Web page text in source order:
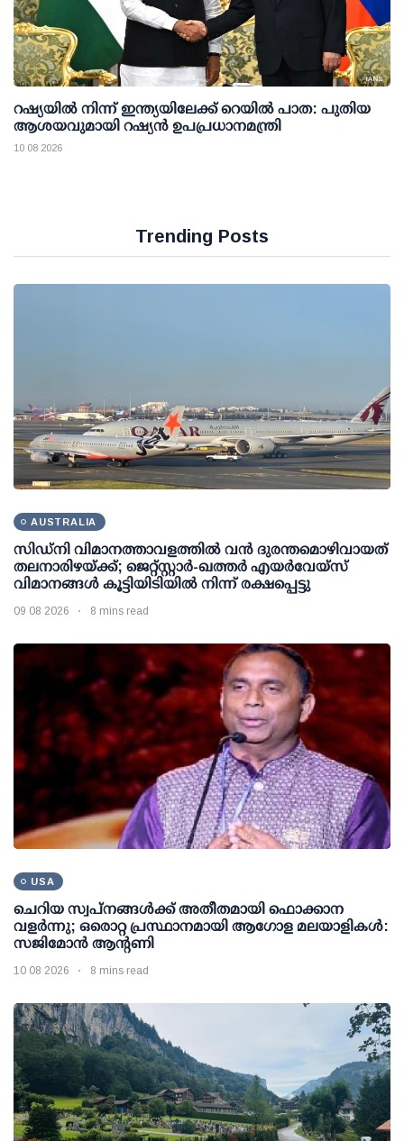
റഷ്യയില്‍ നിന്ന് ഇന്ത്യയിലേക്ക് റെയില്‍ പാത: പുതിയ
ആശയവുമായി റഷ്യന്‍ ഉപപ്രധാനമന്ത്രി
10 08 2026
Trending Posts
AUSTRALIA
സിഡ്‌നി വിമാനത്താവളത്തിൽ വൻ ദുരന്തമൊഴിവായത്
തലനാരിഴയ്ക്ക്; ജെറ്റ്‌സ്റ്റാർ-ഖത്തർ എയർവേയ്‌സ്
വിമാനങ്ങൾ കൂട്ടിയിടിയിൽ നിന്ന് രക്ഷപ്പെട്ടു
09 08 2026 8 mins read
USA
ചെറിയ സ്വപ്നങ്ങൾക്ക് അതീതമായി ഫൊക്കാന
വളർന്നു; ഒരൊറ്റ പ്രസ്ഥാനമായി ആഗോള മലയാളികൾ:
സജിമോൻ ആന്റണി
10 08 2026 8 mins read